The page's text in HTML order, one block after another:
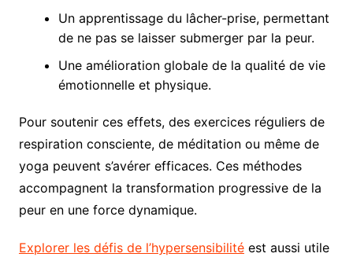
Un apprentissage du lâcher-prise, permettant
de ne pas se laisser submerger par la peur.
Une amélioration globale de la qualité de vie
émotionnelle et physique.
Pour soutenir ces effets, des exercices réguliers de
respiration consciente, de méditation ou même de
yoga peuvent s’avérer efficaces. Ces méthodes
accompagnent la transformation progressive de la
peur en une force dynamique.
Explorer les défis de l’hypersensibilitéest aussi utile